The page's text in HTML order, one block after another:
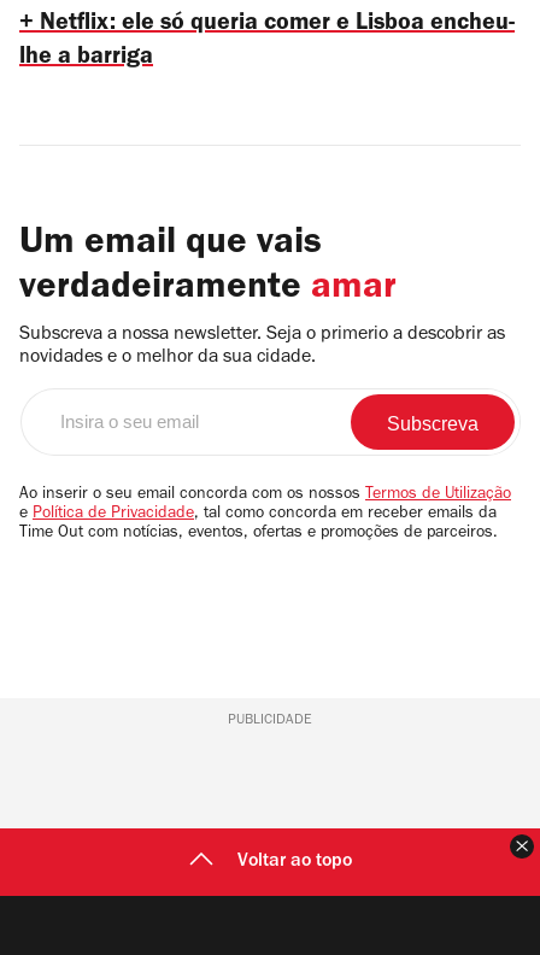
+ Netflix: ele só queria comer e Lisboa encheu-
lhe a barriga
Um email que vais
verdadeiramente amar
Subscreva a nossa newsletter. Seja o primerio a descobrir as
novidades e o melhor da sua cidade.
email
Ao inserir o seu email concorda com os nossos Termos de Utilização
e Política de Privacidade, tal como concorda em receber emails da
Time Out com notícias, eventos, ofertas e promoções de parceiros.
PUBLICIDADE
Voltar ao topo